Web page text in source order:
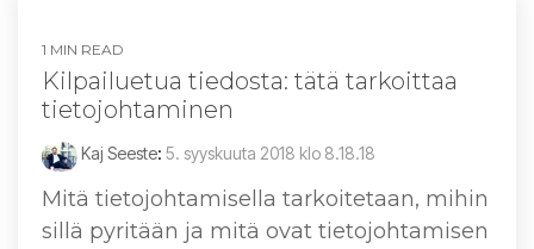
1 MIN READ
Kilpailuetua tiedosta: tätä tarkoittaa
tietojohtaminen
Kaj Seeste: 5. syyskuuta 2018 klo 8.18.18
Mitä tietojohtamisella tarkoitetaan, mihin
sillä pyritään ja mitä ovat tietojohtamisen